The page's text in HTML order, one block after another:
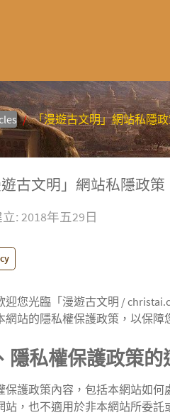
「漫遊古文明」網站私隱
遊古文明」網站私隱政策
: 2018年五29日
迎您光臨「漫遊古文明 /
網站的隱私權保護政策，以保障
隱私權保護政策的
保護政策內容，包括本網站如
站，也不適用於非本網站所委託